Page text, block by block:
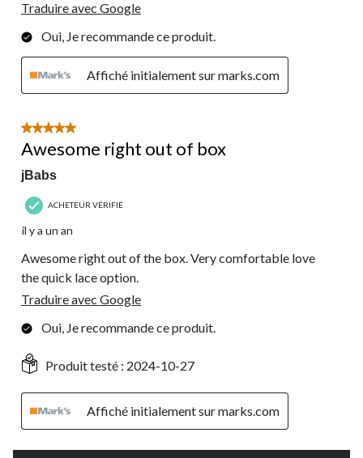
Traduire avec Google
Oui, Je recommande ce produit.
Affiché initialement sur marks.com
5 étoile(s) sur 5.
Awesome right out of box
jBabs
ACHETEUR VÉRIFIÉ
il y a un an
Awesome right out of the box. Very comfortable love
the quick lace option.
Traduire avec Google
Oui, Je recommande ce produit.
Produit testé : 2024-10-27
Affiché initialement sur marks.com